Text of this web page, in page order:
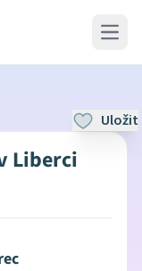
Open
Uložit
Liberci